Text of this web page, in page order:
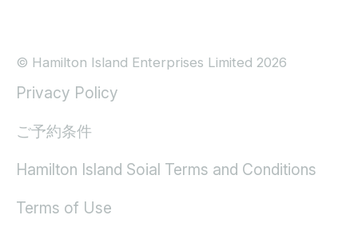
© Hamilton Island Enterprises Limited 2026
Privacy Policy
ご予約条件
Hamilton Island Soial Terms and Conditions
Terms of Use